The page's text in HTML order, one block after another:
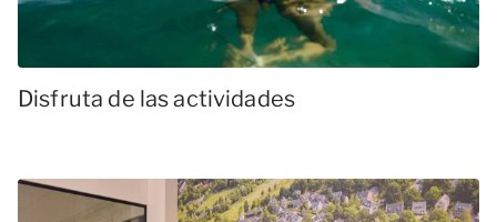
Disfruta de las actividades